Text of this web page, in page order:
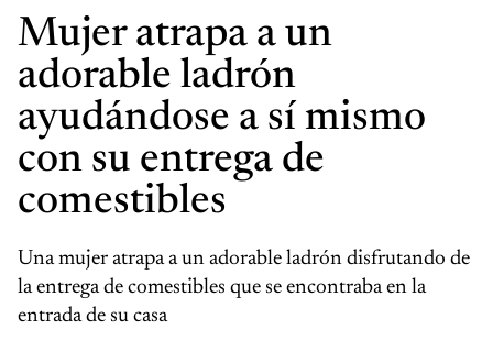
Mujer atrapa a un
adorable ladrón
ayudándose a sí mismo
con su entrega de
comestibles
Una mujer atrapa a un adorable ladrón disfrutando de
la entrega de comestibles que se encontraba en la
entrada de su casa